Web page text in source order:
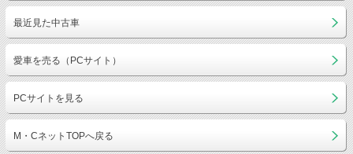
最近見た中古車
愛車を売る（PCサイト）
PCサイトを見る
M・CネットTOPへ戻る